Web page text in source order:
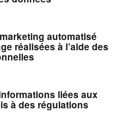
automatisé
réalisées à l’aide des
liées aux
à des régulations